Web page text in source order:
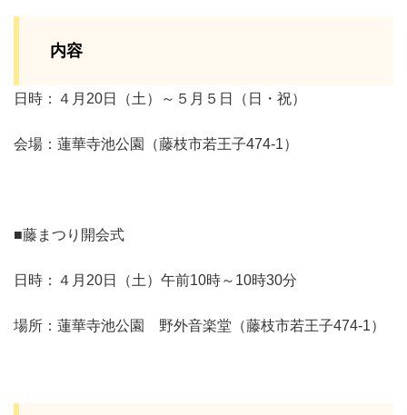
内容
日時：４月20日（土）～５月５日（日・祝）
会場：蓮華寺池公園（藤枝市若王子474-1）
■藤まつり開会式
日時：４月20日（土）午前10時～10時30分
場所：蓮華寺池公園 野外音楽堂（藤枝市若王子474-1）